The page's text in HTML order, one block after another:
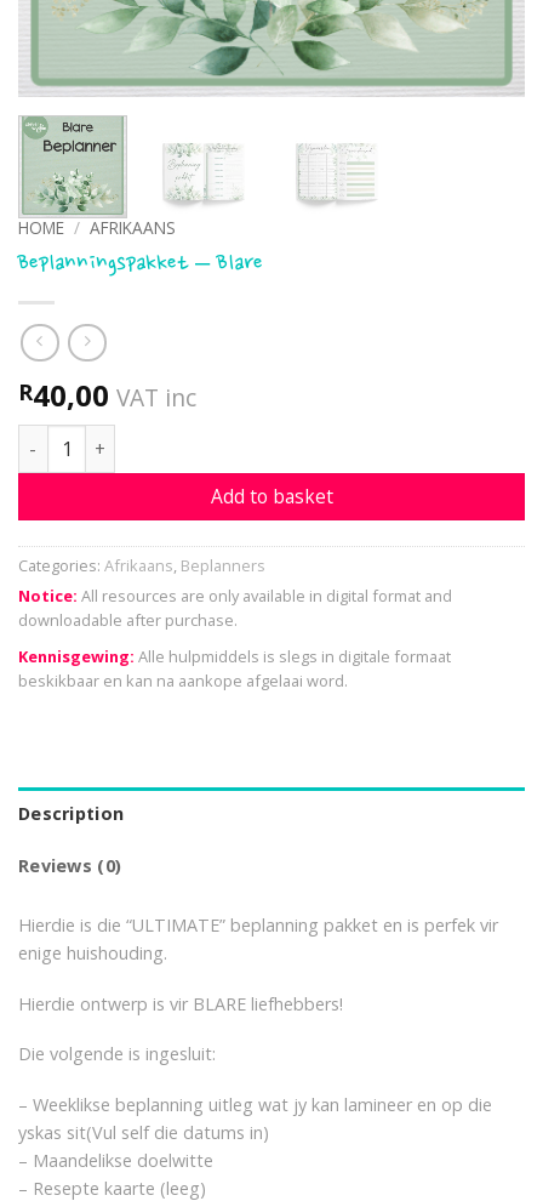
HOME / AFRIKAANS
Beplanningspakket – Blare
R40,00 VAT inc
Beplanningspakket - Blare quantity
Add to basket
Categories: Afrikaans, Beplanners
Notice: All resources are only available in digital format and
downloadable after purchase.
Kennisgewing: Alle hulpmiddels is slegs in digitale formaat
beskikbaar en kan na aankope afgelaai word.
Description
Reviews (0)
Hierdie is die “ULTIMATE” beplanning pakket en is perfek vir
enige huishouding.
Hierdie ontwerp is vir BLARE liefhebbers!
Die volgende is ingesluit:
– Weeklikse beplanning uitleg wat jy kan lamineer en op die
yskas sit(Vul self die datums in)
– Maandelikse doelwitte
– Resepte kaarte (leeg)